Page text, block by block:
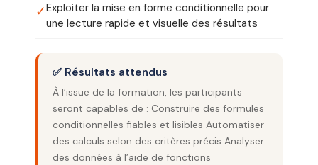
✓Exploiter la mise en forme conditionnelle pour
une lecture rapide et visuelle des résultats
✅ Résultats attendus
À l’issue de la formation, les participants
seront capables de : Construire des formules
conditionnelles fiables et lisibles Automatiser
des calculs selon des critères précis Analyser
des données à l’aide de fonctions